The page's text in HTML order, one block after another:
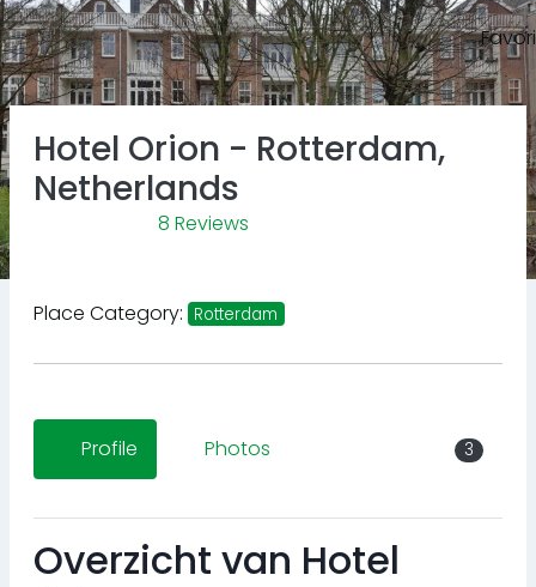
Previous
Hotel Orion - Rotterdam,
Netherlands
8 Reviews
Place Category: Rotterdam
Profile Photos 3
Overzicht van Hotel